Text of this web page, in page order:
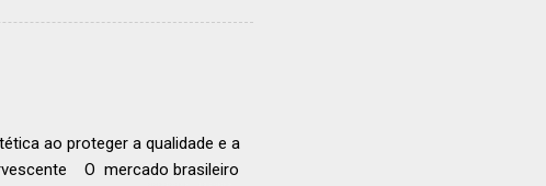
da organização em reconhecer
a grande revelação da
ao proteger a qualidade e a
O mercado brasileiro